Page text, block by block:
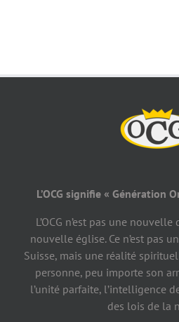
L’OCG signifie « Génération
L’OCG n’est pas une
nouvelle église. Ce n’est pas
Suisse, mais une réalité
personne, peu importe son
l’unité parfaite, l’intelligence
des lois de la